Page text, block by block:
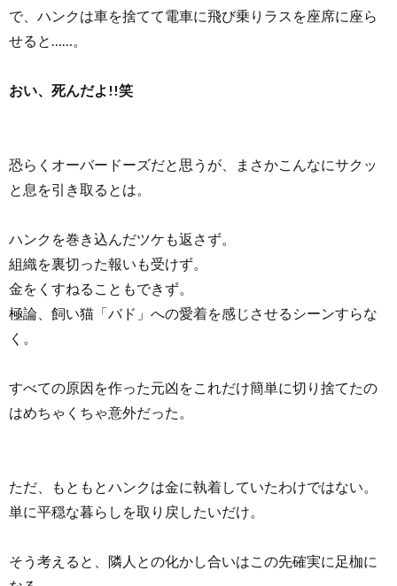
で、ハンクは車を捨てて電車に飛び乗りラスを座席に座ら
せると……。
おい、死んだよ!!笑
恐らくオーバードーズだと思うが、まさかこんなにサクッ
と息を引き取るとは。
ハンクを巻き込んだツケも返さず。
組織を裏切った報いも受けず。
金をくすねることもできず。
極論、飼い猫「バド」への愛着を感じさせるシーンすらな
く。
すべての原因を作った元凶をこれだけ簡単に切り捨てたの
はめちゃくちゃ意外だった。
ただ、もともとハンクは金に執着していたわけではない。
単に平穏な暮らしを取り戻したいだけ。
そう考えると、隣人との化かし合いはこの先確実に足枷に